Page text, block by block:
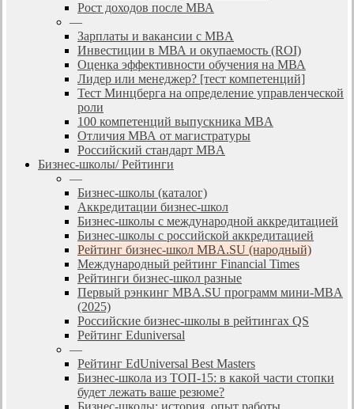
Рост доходов после МВА
—
Зарплаты и вакансии с MBA
Инвестиции в МВА и окупаемость (ROI)
Оценка эффективности обучения на МВА
Лидер или менеджер? [тест компетенций]
Тест Минцберга на определение управленческой
роли
100 компетенций выпускника MBA
Отличия МВА от магистратуры
Российский стандарт MBA
Бизнес-школы/ Рейтинги
—
Бизнес-школы (каталог)
Аккредитации бизнес-школ
Бизнес-школы с международной аккредитацией
Бизнес-школы с российской аккредитацией
Рейтинг бизнес-школ MBA.SU (народный)
Международный рейтинг Financial Times
Рейтинги бизнес-школ разные
Первый рэнкинг MBA.SU программ мини-MBA
(2025)
Российские бизнес-школы в рейтингах QS
Рейтинг Eduniversal
—
Рейтинг EdUniversal Best Masters
Бизнес-школа из ТОП-15: в какой части стопки
будет лежать ваше резюме?